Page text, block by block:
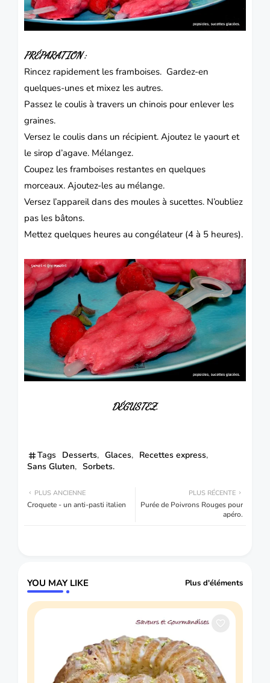
PRÉPARATION :
Rincez rapidement les framboises. Gardez-en
quelques-unes et mixez les autres.
Passez le coulis à travers un chinois pour enlever les
graines.
Versez le coulis dans un récipient. Ajoutez le yaourt et
le sirop d’agave. Mélangez.
Coupez les framboises restantes en quelques
morceaux. Ajoutez-les au mélange.
Versez l’appareil dans des moules à sucettes. N’oubliez
pas les bâtons.
Mettez quelques heures au congélateur (4 à 5 heures).
DÉGUSTEZ.
Tags Desserts Glaces
Recettes express
Sans Gluten
Sorbets.
PLUS RÉCENTE
Purée de Poivrons Rouges pour
apéro.
PLUS ANCIENNE
Croquete - un anti-pasti italien
YOU MAY LIKE Plus d'éléments